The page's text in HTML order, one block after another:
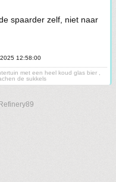
spaarder zelf, niet naar
12:58:00
met een heel koud glas bier ,
de sukkels